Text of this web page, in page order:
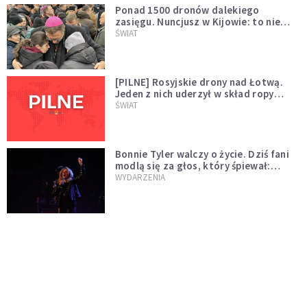
Ponad 1500 dronów dalekiego
zasięgu. Nuncjusz w Kijowie: to nie
wygląda na wolę zakończenia wojny
ŚWIAT
[PILNE] Rosyjskie drony nad Łotwą.
Jeden z nich uderzył w skład ropy
naftowej
ŚWIAT
Bonnie Tyler walczy o życie. Dziś fani
modlą się za głos, który śpiewał:
"Lord, help me"
WYDARZENIA